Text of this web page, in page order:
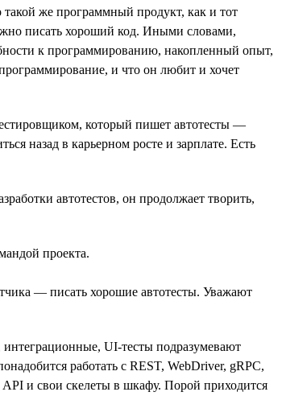
же программный продукт, как и тот
писать хороший код. Иными словами,
к программированию, накопленный опыт,
и что он любит и хочет
который пишет автотесты —
назад в карьерном росте и зарплате. Есть
автотестов, он продолжает творить,
проекта.
— писать хорошие автотесты. Уважают
UI-тесты подразумевают
работать с REST, WebDriver, gRPC,
и свои скелеты в шкафу. Порой приходится